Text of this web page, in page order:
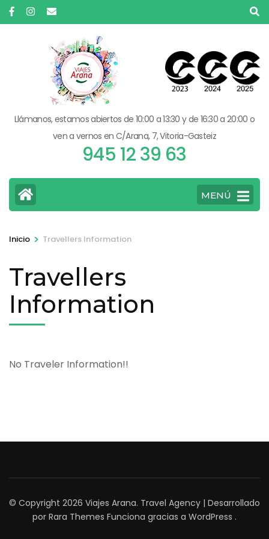
Saltar
al
Llámanos, estamos abiertos de 10:00 a 13:30 y de 16:30 a 20:00 o
ven a vernos en C/Arana, 7, Vitoria-Gasteiz
945 12 39 63
MENÚ
Inicio > Travellers Information
Travellers
Information
No Traveler Information!!
© Copyright 2026 Viajes Arana. Travel Agency | Desarrollado
por Rara Themes Funciona gracias a WordPress .